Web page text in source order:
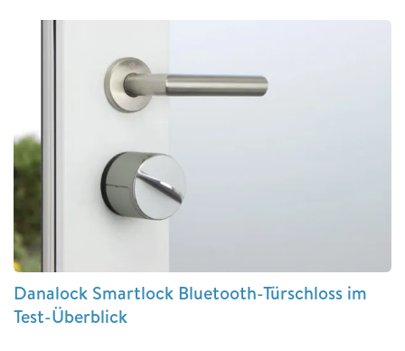
Danalock Smartlock Bluetooth-Türschloss im
Test-Überblick